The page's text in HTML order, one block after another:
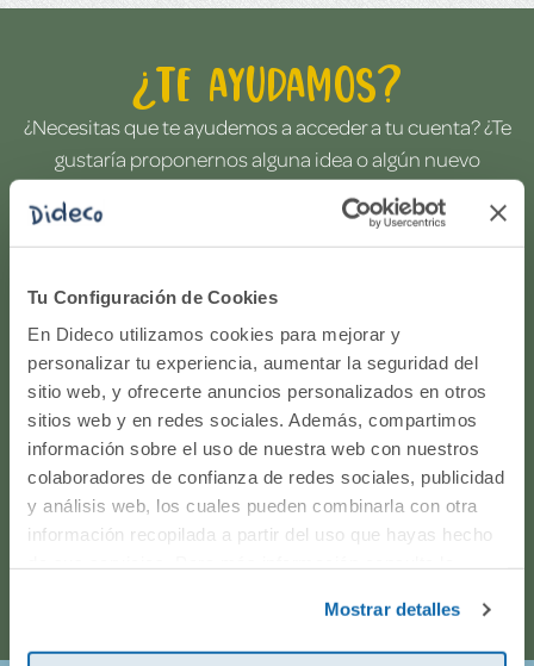
Tu Configuración de Cookies
En Dideco utilizamos cookies para mejorar y
personalizar tu experiencia, aumentar la seguridad del
sitio web, y ofrecerte anuncios personalizados en otros
sitios web y en redes sociales. Además, compartimos
información sobre el uso de nuestra web con nuestros
colaboradores de confianza de redes sociales, publicidad
y análisis web, los cuales pueden combinarla con otra
información recopilada a partir del uso que hayas hecho
Mostrar detalles
¿Te ayudamos?
¿Necesitas que te ayudemos a acceder a tu cuenta? ¿Te
gustaría proponernos alguna idea o algún nuevo
producto? ¿Has realizado un pedido y quieres saber si
todo va viento en popa? Ponte en contacto con
nosotros.
916597360
Correo electrónico
Horario de atención telefónica: de Lunes a Viernes, de
9:00h a 17:00h.